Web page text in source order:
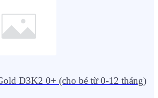
D3K2 0+ (cho bé từ 0-12 tháng)